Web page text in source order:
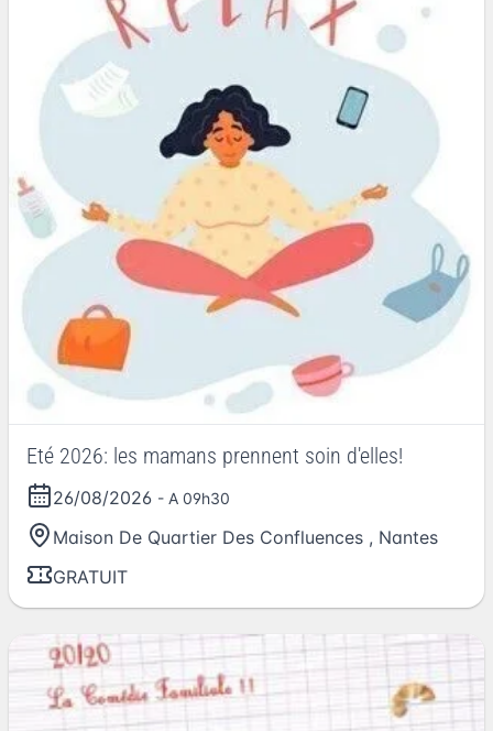
Eté 2026: les mamans prennent soin d'elles!
26/08/2026 - A 09h30
Maison De Quartier Des Confluences , Nantes
GRATUIT